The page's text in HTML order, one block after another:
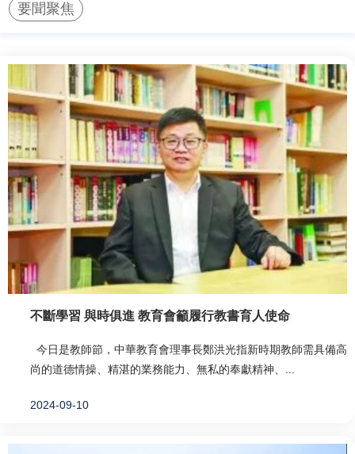
要聞聚焦
不斷學習 與時俱進 教育會籲履行教書育人使命
今日是教師節，中華教育會理事長鄭洪光指新時期教師需具備高
尚的道德情操、精湛的業務能力、無私的奉獻精神、...
2024-09-10